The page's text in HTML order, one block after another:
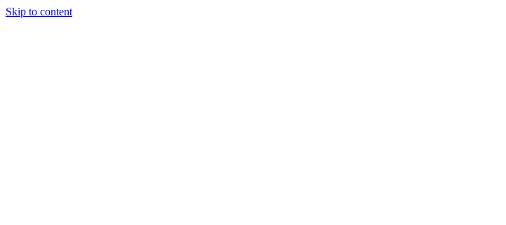
Skip to content